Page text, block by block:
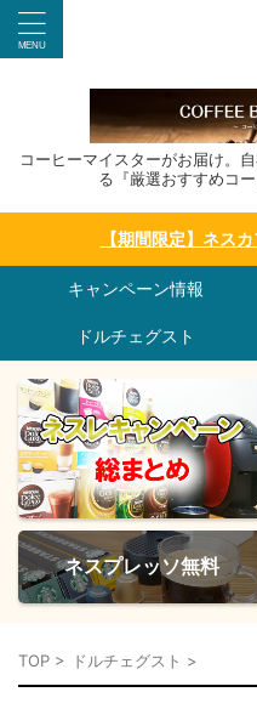
コーヒーマイスターがお届け。
る『厳選おすすめコ
【期間限定】ネス
キャンペーン情報
ドルチェグスト
ネスプレッソ無料
TOP > ドルチェグスト >